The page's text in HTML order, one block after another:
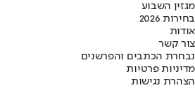
מגזין השבוע
בחירות 2026
אודות
צור קשר
נבחרת הכתבים והפרשנים
מדיניות פרטיות
הצהרת נגישות